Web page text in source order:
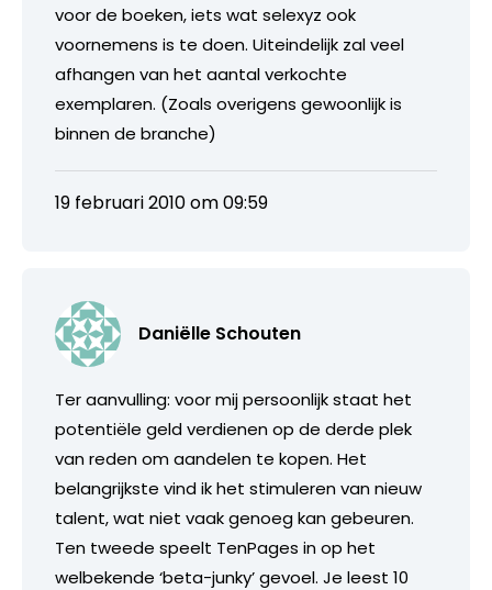
voor de boeken, iets wat selexyz ook
voornemens is te doen. Uiteindelijk zal veel
afhangen van het aantal verkochte
exemplaren. (Zoals overigens gewoonlijk is
binnen de branche)
19 februari 2010 om 09:59
Daniëlle Schouten
Ter aanvulling: voor mij persoonlijk staat het
potentiële geld verdienen op de derde plek
van reden om aandelen te kopen. Het
belangrijkste vind ik het stimuleren van nieuw
talent, wat niet vaak genoeg kan gebeuren.
Ten tweede speelt TenPages in op het
welbekende ‘beta-junky’ gevoel. Je leest 10